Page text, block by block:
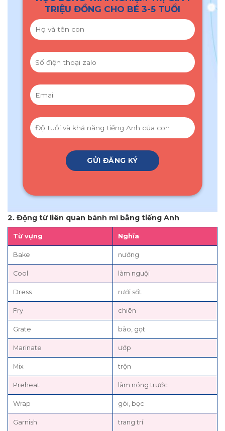
TRIỆU ĐỒNG CHO BÉ 3-5 TUỔI
2. Động từ liên quan bánh mì bằng tiếng Anh
Từ vựng Nghĩa
Bake nướng
Cool làm nguội
Dress rưới sốt
Fry chiên
Grate bào, gọt
Marinate ướp
Mix trộn
Preheat làm nóng trước
Wrap gói, bọc
Garnish trang trí